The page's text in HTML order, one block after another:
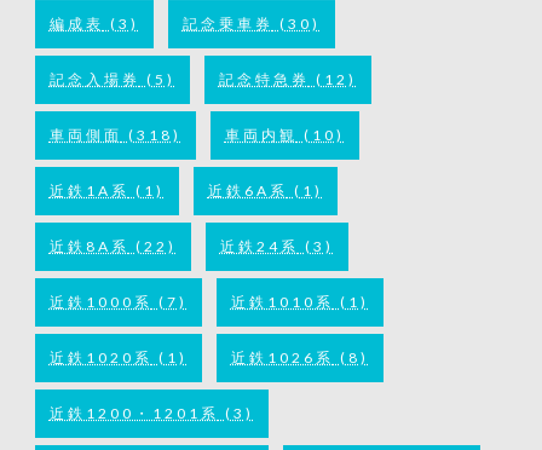
編成表 (3) 記念乗車券 (30)
記念入場券 (5) 記念特急券 (12)
車両側面 (318) 車両内観 (10)
近鉄1A系 (1) 近鉄6A系 (1)
近鉄8A系 (22) 近鉄24系 (3)
近鉄1000系 (7) 近鉄1010系 (1)
近鉄1020系 (1) 近鉄1026系 (8)
近鉄1200・1201系 (3)